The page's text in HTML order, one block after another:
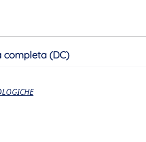
completa (DC)